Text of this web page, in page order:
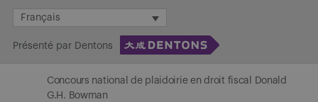
SkipFrançais
Présenté par Dentons
Concours national de plaidoirie en droit fiscal Donald
G.H. Bowman